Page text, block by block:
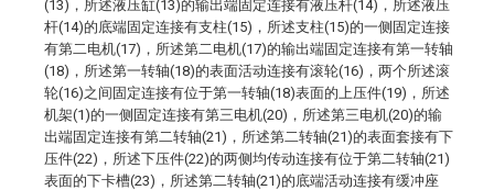
(13)，所述液压缸(13)的输出端固定连接有液压杆(14)，所述液压
杆(14)的底端固定连接有支柱(15)，所述支柱(15)的一侧固定连接
有第二电机(17)，所述第二电机(17)的输出端固定连接有第一转轴
(18)，所述第一转轴(18)的表面活动连接有滚轮(16)，两个所述滚
轮(16)之间固定连接有位于第一转轴(18)表面的上压件(19)，所述
机架(1)的一侧固定连接有第三电机(20)，所述第三电机(20)的输
出端固定连接有第二转轴(21)，所述第二转轴(21)的表面套接有下
压件(22)，所述下压件(22)的两侧均传动连接有位于第二转轴(21)
表面的下卡槽(23)，所述第二转轴(21)的底端活动连接有缓冲座